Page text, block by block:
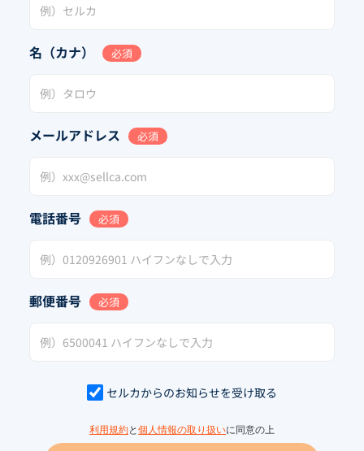
名（カナ） 必須
メールアドレス 必須
電話番号 必須
郵便番号 必須
セルカからのお知らせを受け取る
利用規約と 個人情報の取り扱いに同意の上